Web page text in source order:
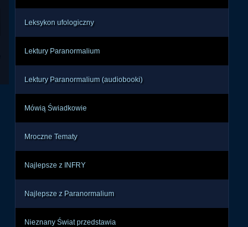
Leksykon ufologiczny
Lektury Paranormalium
Lektury Paranormalium (audiobooki)
Mówią Świadkowie
Mroczne Tematy
Najlepsze z INFRY
Najlepsze z Paranormalium
Nieznany Świat przedstawia